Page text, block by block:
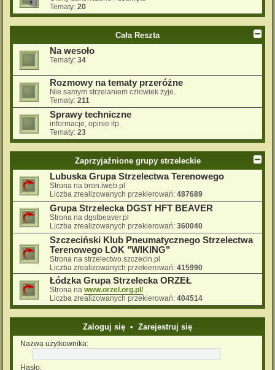
Tematy: 20
Cała Reszta
Na wesoło
Tematy: 34
Rozmowy na tematy przeróżne
Nie samym strzelaniem człowiek żyje.
Tematy: 211
Sprawy techniczne
informacje, opinie itp.
Tematy: 23
Zaprzyjaźnione grupy strzeleckie
Lubuska Grupa Strzelectwa Terenowego
Strona na bron.iweb.pl
Liczba zrealizowanych przekierowań: 487689
Grupa Strzelecka DGST HFT BEAVER
Strona na dgstbeaver.pl
Liczba zrealizowanych przekierowań: 360040
Szczeciński Klub Pneumatycznego Strzelectwa
Terenowego LOK "WIKING"
Strona na strzelectwo.szczecin.pl
Liczba zrealizowanych przekierowań: 415990
Łódzka Grupa Strzelecka ORZEŁ
Strona na www.orzel.org.pl/
Liczba zrealizowanych przekierowań: 404514
Zaloguj się • Zarejestruj się
Nazwa użytkownika:
Hasło: